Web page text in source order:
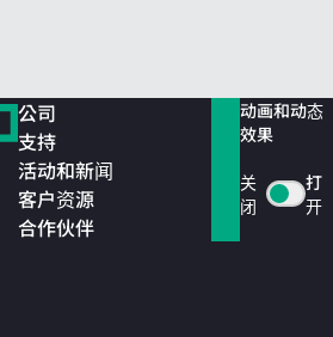
公司
支持
活动和新闻
客户资源
合作伙伴
动画和动态
效果
关
闭
打
开